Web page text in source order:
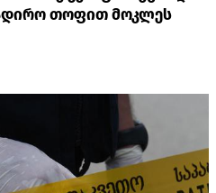
თოფით მოკლეს